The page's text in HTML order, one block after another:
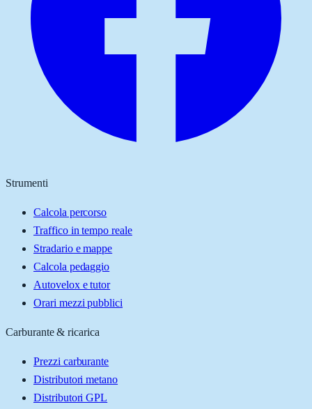
Strumenti
Calcola percorso
Traffico in tempo reale
Stradario e mappe
Calcola pedaggio
Autovelox e tutor
Orari mezzi pubblici
Carburante & ricarica
Prezzi carburante
Distributori metano
Distributori GPL